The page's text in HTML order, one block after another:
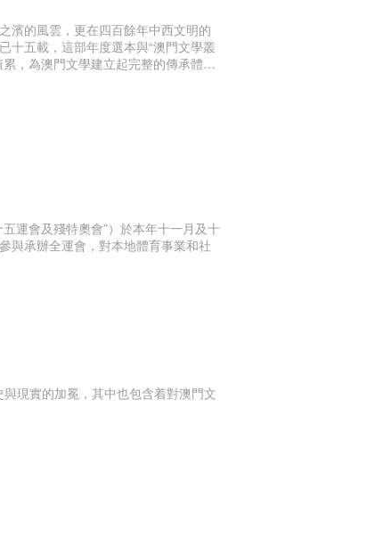
濱的風雲，更在四百餘年中西文明的
十五載，這部年度選本與“澳門文學叢
，為澳門文學建立起完整的傳承體
運會及殘特奧會”）於本年十一月及十
與承辦全運會，對本地體育事業和社
現實的加冕，其中也包含着對澳門文